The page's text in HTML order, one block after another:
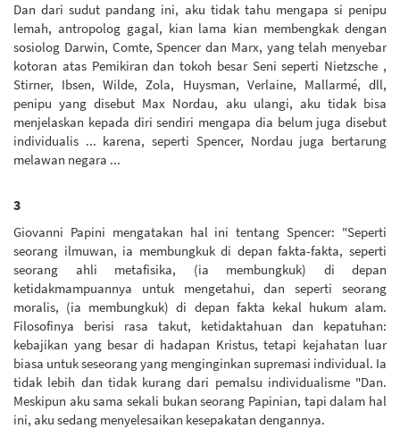
Dan dari sudut pandang ini, aku tidak tahu mengapa si penipu
lemah, antropolog gagal, kian lama kian membengkak dengan
sosiolog Darwin, Comte, Spencer dan Marx, yang telah menyebar
kotoran atas Pemikiran dan tokoh besar Seni seperti Nietzsche ,
Stirner, Ibsen, Wilde, Zola, Huysman, Verlaine, Mallarmé, dll,
penipu yang disebut Max Nordau, aku ulangi, aku tidak bisa
menjelaskan kepada diri sendiri mengapa dia belum juga disebut
individualis ... karena, seperti Spencer, Nordau juga bertarung
melawan negara ...
3
Giovanni Papini mengatakan hal ini tentang Spencer: "Seperti
seorang ilmuwan, ia membungkuk di depan fakta-fakta, seperti
seorang ahli metafisika, (ia membungkuk) di depan
ketidakmampuannya untuk mengetahui, dan seperti seorang
moralis, (ia membungkuk) di depan fakta kekal hukum alam.
Filosofinya berisi rasa takut, ketidaktahuan dan kepatuhan:
kebajikan yang besar di hadapan Kristus, tetapi kejahatan luar
biasa untuk seseorang yang menginginkan supremasi individual. Ia
tidak lebih dan tidak kurang dari pemalsu individualisme "Dan.
Meskipun aku sama sekali bukan seorang Papinian, tapi dalam hal
ini, aku sedang menyelesaikan kesepakatan dengannya.